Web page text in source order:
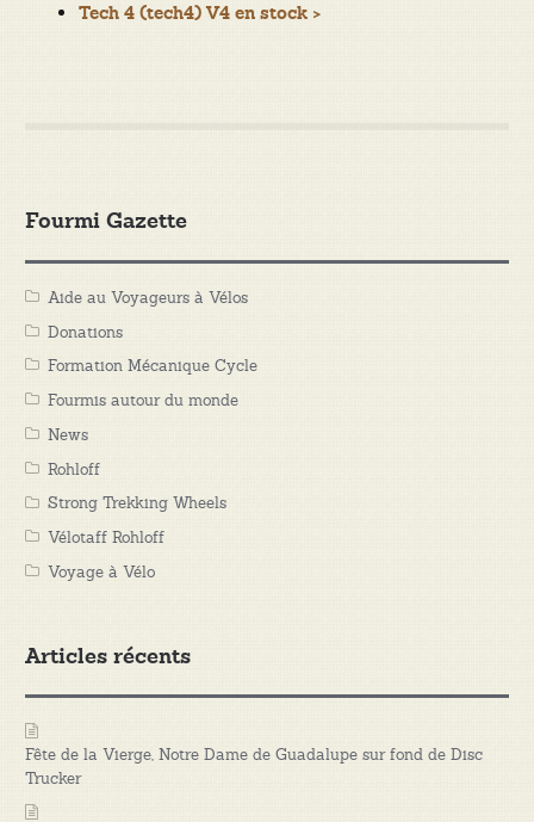
Tech 4 (tech4) V4 en stock >
Fourmi Gazette
Aide au Voyageurs à Vélos
Donations
Formation Mécanique Cycle
Fourmis autour du monde
News
Rohloff
Strong Trekking Wheels
Vélotaff Rohloff
Voyage à Vélo
Articles récents
Fête de la Vierge, Notre Dame de Guadalupe sur fond de Disc
Trucker